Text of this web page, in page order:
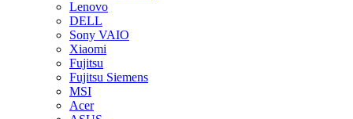
Lenovo
DELL
Sony VAIO
Xiaomi
Fujitsu
Fujitsu Siemens
MSI
Acer